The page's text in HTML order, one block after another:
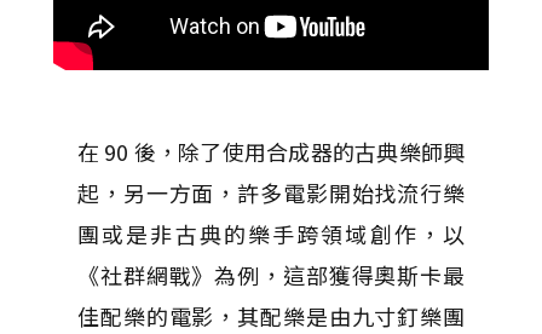
在 90 後，除了使用合成器的古典樂師興
起，另一方面，許多電影開始找流行樂
團或是非古典的樂手跨領域創作，以
《社群網戰》為例，這部獲得奧斯卡最
佳配樂的電影，其配樂是由九寸釘樂團